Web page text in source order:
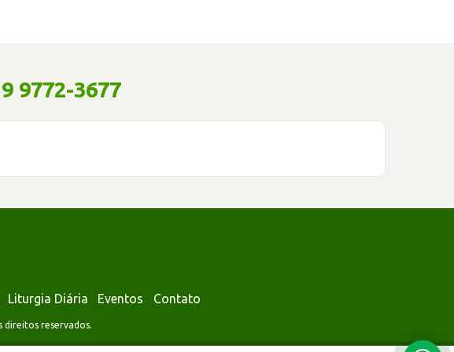
9772-3677
Liturgia Diária Eventos Contato
direitos reservados.